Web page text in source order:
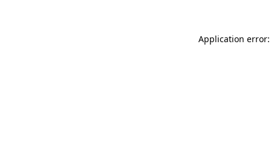
Application